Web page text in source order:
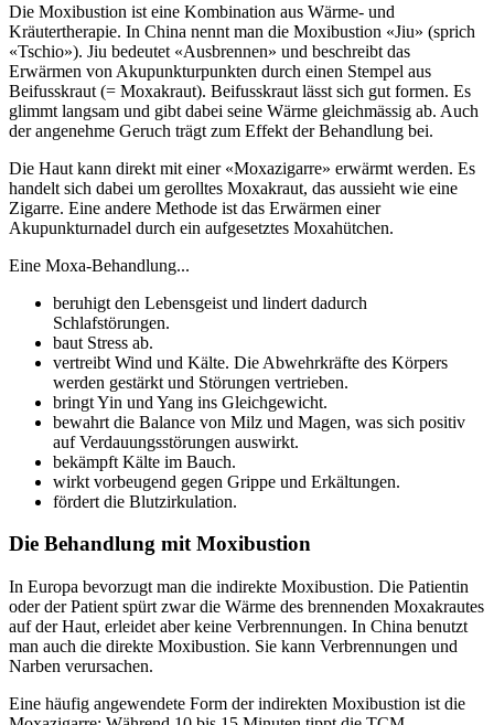
Die Moxibustion ist eine Kombination aus Wärme- und
Kräutertherapie. In China nennt man die Moxibustion «Jiu» (sprich
«Tschio»). Jiu bedeutet «Ausbrennen» und beschreibt das
Erwärmen von Akupunkturpunkten durch einen Stempel aus
Beifusskraut (= Moxakraut). Beifusskraut lässt sich gut formen. Es
glimmt langsam und gibt dabei seine Wärme gleichmässig ab. Auch
der angenehme Geruch trägt zum Effekt der Behandlung bei.
Die Haut kann direkt mit einer «Moxazigarre» erwärmt werden. Es
handelt sich dabei um gerolltes Moxakraut, das aussieht wie eine
Zigarre. Eine andere Methode ist das Erwärmen einer
Akupunkturnadel durch ein aufgesetztes Moxahütchen.
Eine Moxa-Behandlung...
beruhigt den Lebensgeist und lindert dadurch
Schlafstörungen.
baut Stress ab.
vertreibt Wind und Kälte. Die Abwehrkräfte des Körpers
werden gestärkt und Störungen vertrieben.
bringt Yin und Yang ins Gleichgewicht.
bewahrt die Balance von Milz und Magen, was sich positiv
auf Verdauungsstörungen auswirkt.
bekämpft Kälte im Bauch.
wirkt vorbeugend gegen Grippe und Erkältungen.
fördert die Blutzirkulation.
Die Behandlung mit Moxibustion
In Europa bevorzugt man die indirekte Moxibustion. Die Patientin
oder der Patient spürt zwar die Wärme des brennenden Moxakrautes
auf der Haut, erleidet aber keine Verbrennungen. In China benutzt
man auch die direkte Moxibustion. Sie kann Verbrennungen und
Narben verursachen.
Eine häufig angewendete Form der indirekten Moxibustion ist die